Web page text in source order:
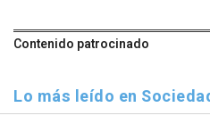
Contenido patrocinado
Lo más leído en